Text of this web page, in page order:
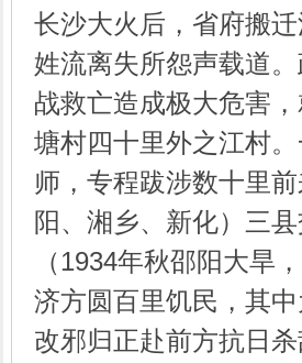
长沙大火后，省府搬
姓流离失所怨声载道
战救亡造成极大危害
塘村四十里外之江村
师，专程跋涉数十里
阳、湘乡、新化）三
（1934年秋邵阳大旱
济方圆百里饥民，其
改邪归正赴前方抗日